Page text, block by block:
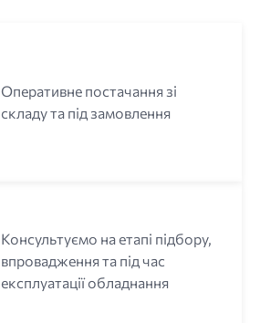
Оперативне постачання зі
складу та під замовлення
Консультуємо на етапі підбору,
впровадження та під час
експлуатації обладнання